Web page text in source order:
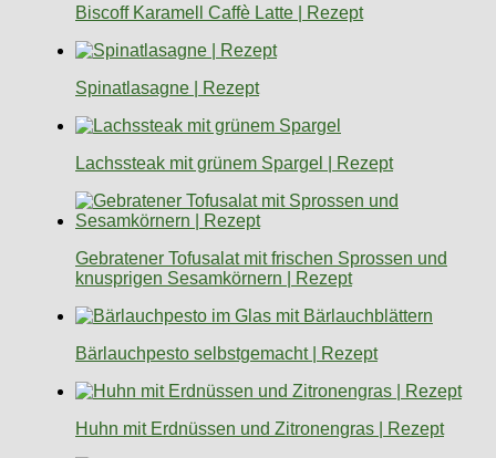
Biscoff Karamell Caffè Latte | Rezept
Spinatlasagne | Rezept
Lachssteak mit grünem Spargel | Rezept
Gebratener Tofusalat mit frischen Sprossen und
knusprigen Sesamkörnern | Rezept
Bärlauchpesto selbstgemacht | Rezept
Huhn mit Erdnüssen und Zitronengras | Rezept